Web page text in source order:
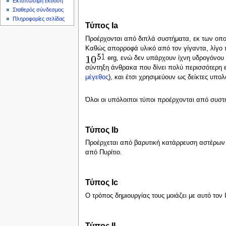
Τύπος Ιa
Προέρχονται από διπλά συστήματα, εκ των
Καθώς απορροφά υλικό από τον γίγαντα, λίγο
erg, ενώ δεν υπάρχουν ίχνη υδρογόνου
σύντηξη άνθρακα που δίνει πολύ περισσότερη
μέγεθος), και έτσι χρησιμεύουν ως δείκτες
Όλοι οι υπόλοιποι τύποι προέρχονται από
Τύπος Ιb
Προέρχεται από βαρυτική κατάρρευση
από Πυρίτιο.
Τύπος Ιc
Ο τρόπος δημιουργίας τους μοιάζει με αυτό
Σταθερός σύνδεσμος
Πληροφορίες σελίδας